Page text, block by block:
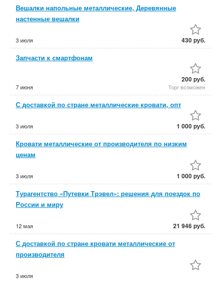
Вешалки напольные металлические, Деревянные
настенные вешалки
3 июля 430 руб.
Запчасти к смартфонам
7 июня
200 руб.
Торг возможен
С доставкой по стране металлические кровати, опт
3 июля 1 000 руб.
Кровати металлические от производителя по низким
ценам
3 июля 1 000 руб.
Турагентство «Путевки Трэвел»: решения для поездок по
России и миру
12 мая 21 946 руб.
С доставкой по стране кровати металлические от
производителя
3 июля